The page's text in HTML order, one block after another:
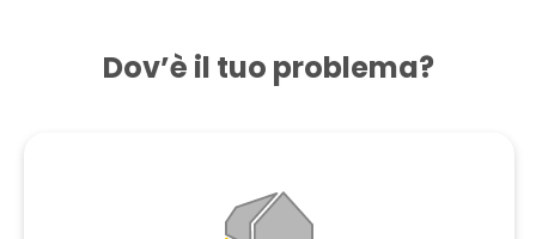
Dov’è il tuo problema?